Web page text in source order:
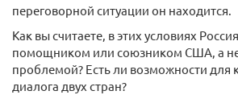
переговорной ситуации он находится.
Как вы считаете, в этих условиях
помощником или союзником США, а
проблемой? Есть ли возможности для
диалога двух стран?